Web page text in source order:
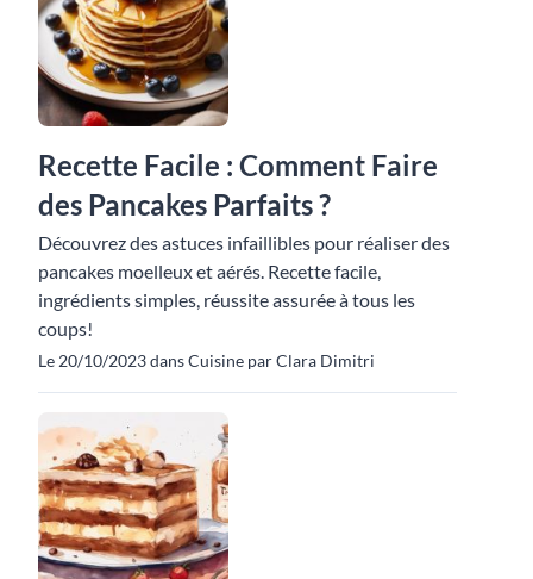
Recette Facile : Comment Faire
des Pancakes Parfaits ?
Découvrez des astuces infaillibles pour réaliser des
pancakes moelleux et aérés. Recette facile,
ingrédients simples, réussite assurée à tous les
coups!
Le 20/10/2023 dans Cuisine par Clara Dimitri